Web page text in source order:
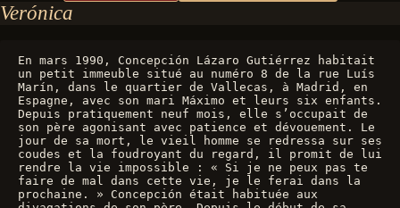
Verónica
En mars 1990, Concepción Lázaro Gutiérrez habitait
un petit immeuble situé au numéro 8 de la rue Luís
Marín, dans le quartier de Vallecas, à Madrid, en
Espagne, avec son mari Máximo et leurs six enfants.
Depuis pratiquement neuf mois, elle s’occupait de
son père agonisant avec patience et dévouement. Le
jour de sa mort, le vieil homme se redressa sur ses
coudes et la foudroyant du regard, il promit de lui
rendre la vie impossible : « Si je ne peux pas te
faire de mal dans cette vie, je le ferai dans la
prochaine. » Concepción était habituée aux